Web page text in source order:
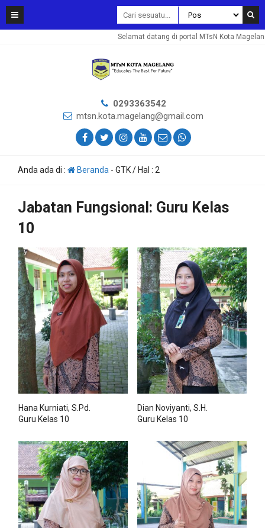
Selamat datang di portal MTsN Kota Magelang.
0293363542
mtsn.kota.magelang@gmail.com
Anda ada di : Beranda - GTK/ Hal : 2
Jabatan Fungsional: Guru Kelas
10
Hana Kurniati, S.Pd.
Guru Kelas 10
Dian Noviyanti, S.H.
Guru Kelas 10